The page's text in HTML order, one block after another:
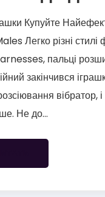
Купуйте
Легко різні стилі
пальці
закінчився
вібратор,
Не до...